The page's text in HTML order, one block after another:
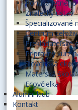
Ponuka
Znalecký ústav
Špecializované
Centrum
Prekladateľské
Prípravný kurz
Slovenská
Materská škola
Ecovčielka
Alumni klub
Kontakt